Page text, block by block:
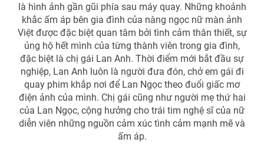
Theo dõi báo trên
Cơ quan chủ quản:Đài Truyền hình Việt Nam
Cơ quan báo chí:Thời báo VTV
Giấy phép hoạt động báo in và báo điện tử số 483/GP-BTTTT
cấp ngày 29/12/2023
Tổng Biên tập:Vũ Thanh Thủy
Phó Tổng Biên tập: Nguyễn Thị Mỹ Hạnh, Phạm Quốc Thắng,
là hình ảnh gần gũi phía sau máy quay. Những khoảnh
khắc ấm áp bên gia đình của nàng ngọc nữ màn ảnh
Việt được đặc biệt quan tâm bởi tình cảm thân thiết, sự
ủng hộ hết mình của từng thành viên trong gia đình,
đặc biệt là chị gái Lan Anh. Thời điểm mới bắt đầu sự
nghiệp, Lan Anh luôn là người đưa đón, chở em gái đi
quay phim khắp nơi để Lan Ngọc theo đuổi giấc mơ
điện ảnh của mình. Chị gái cũng như người mẹ thứ hai
của Lan Ngọc, cộng hưởng cho trái tim nghệ sĩ của nữ
diễn viên những nguồn cảm xúc tình cảm mạnh mẽ và
ấm áp.